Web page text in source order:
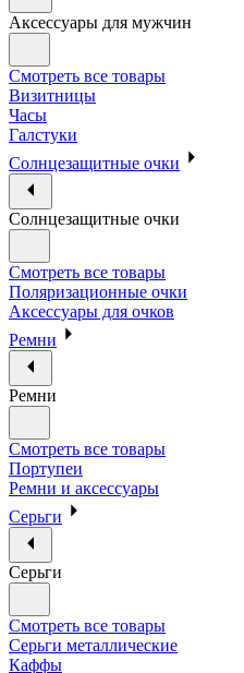
Аксессуары для мужчин
Смотреть все товары
Визитницы
Часы
Галстуки
Солнцезащитные очки
Солнцезащитные очки
Смотреть все товары
Поляризационные очки
Аксессуары для очков
Ремни
Ремни
Смотреть все товары
Портупеи
Ремни и аксессуары
Серьги
Серьги
Смотреть все товары
Серьги металлические
Каффы